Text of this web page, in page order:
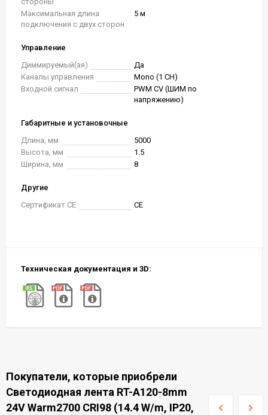
Максимальная длина
подключения с двух сторон
5 м
Управление
Диммируемый(ая)
Да
Каналы управления
Mono (1 CH)
Входной сигнал
PWM СV (ШИМ по
напряжению)
Габаритные и установочные
Длина, мм
5000
Высота, мм
1.5
Ширина, мм
8
Другие
Сертификат CE
CE
Техническая документация и 3D:
Покупатели, которые приобрели
Светодиодная лента RT-A120-8mm
24V Warm2700 CRI98 (14.4 W/m, IP20,